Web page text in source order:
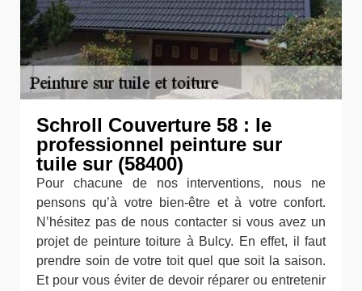
Schroll Couverture 58 : le
professionnel peinture sur
tuile sur (58400)
Pour chacune de nos interventions, nous ne
pensons qu’à votre bien-être et à votre confort.
N’hésitez pas de nous contacter si vous avez un
projet de peinture toiture à Bulcy. En effet, il faut
prendre soin de votre toit quel que soit la saison.
Et pour vous éviter de devoir réparer ou entretenir